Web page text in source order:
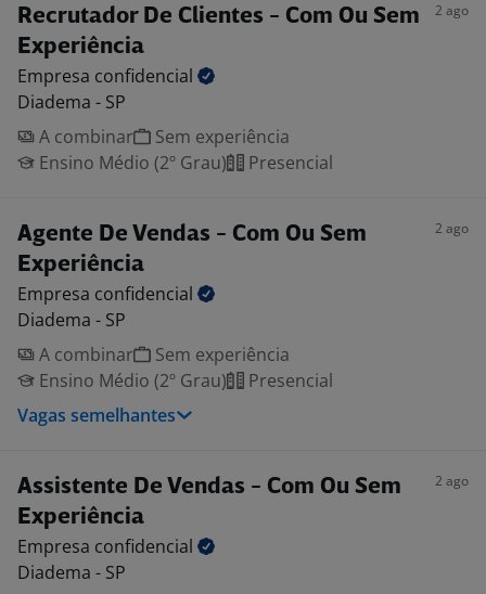
Recrutador De Clientes - Com Ou Sem
Experiência
2 ago
Empresa confidencial
Diadema - SP
A combinar
Sem experiência
Ensino Médio (2º Grau)
Presencial
Agente De Vendas - Com Ou Sem
Experiência
2 ago
Empresa confidencial
Diadema - SP
A combinar
Sem experiência
Ensino Médio (2º Grau)
Presencial
Vagas semelhantes
Assistente De Vendas - Com Ou Sem
Experiência
2 ago
Empresa confidencial
Diadema - SP